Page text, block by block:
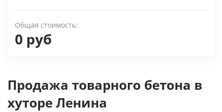
Общая стоимость:
0 руб
Продажа товарного бетона в
хуторе Ленина